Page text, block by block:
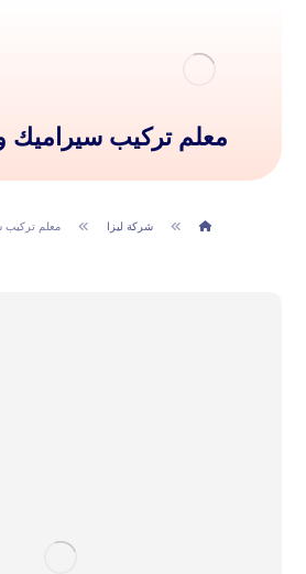
معلم تركيب سيراميك
شركة ليزا معلم تركيب